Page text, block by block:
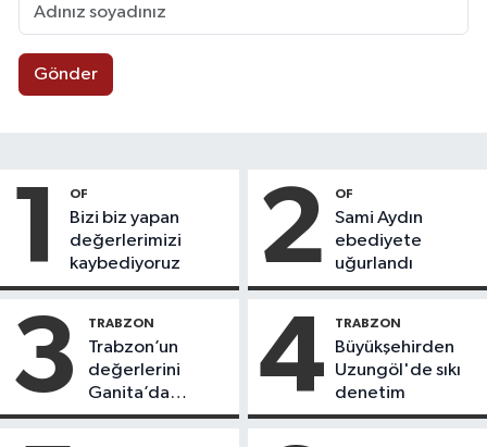
Gönder
1 OF
Bizi biz yapan
değerlerimizi
kaybediyoruz
2 OF
Sami Aydın
ebediyete
uğurlandı
3 TRABZON
Trabzon’un
değerlerini
Ganita’da
yaşatıyoruz
4 TRABZON
Büyükşehirden
Uzungöl'de sıkı
denetim